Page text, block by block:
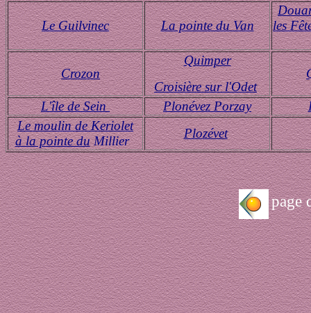
Le Guilvinec La pointe du Van
les
Crozon
Quimper
Croisière sur l'Odet
L'île de Sein Plonévez Porzay
Le moulin de Keriolet
à la pointe duMillier
Plozévet
page